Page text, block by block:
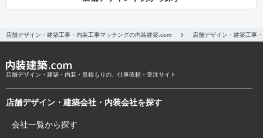
店舗デザイン・建築工事・内装工事マッチングの内装建築.com 店舗デザイン・建築工事
店舗デザイン・建築・内装・見積もりの、仕事依頼・受注サイト
店舗デザイン・建築会社・内装会社を探す
会社一覧から探す